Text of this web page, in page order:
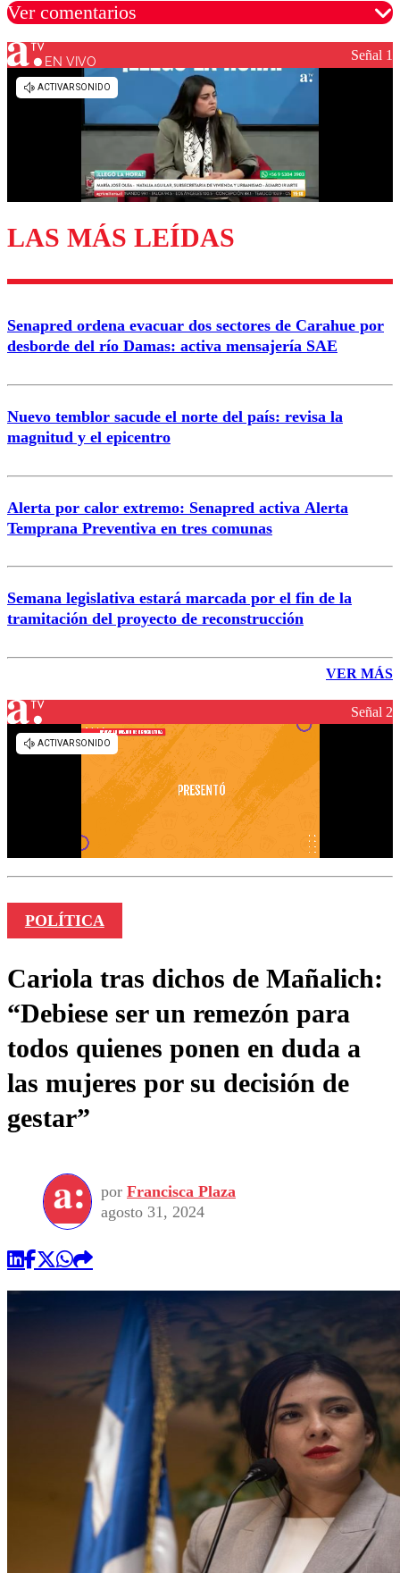
Ver comentarios
Los comentarios son moderados para garantizar un
diálogo respetuoso.
Enviar comentario
EN VIVO Señal 1
LAS MÁS LEÍDAS
Senapred ordena evacuar dos sectores de Carahue por
desborde del río Damas: activa mensajería SAE
Nuevo temblor sacude el norte del país: revisa la
magnitud y el epicentro
Alerta por calor extremo: Senapred activa Alerta
Temprana Preventiva en tres comunas
Semana legislativa estará marcada por el fin de la
tramitación del proyecto de reconstrucción
VER MÁS
Señal 2
POLÍTICA
Cariola tras dichos de Mañalich:
“Debiese ser un remezón para
todos quienes ponen en duda a
las mujeres por su decisión de
gestar”
por Francisca Plaza
agosto 31, 2024